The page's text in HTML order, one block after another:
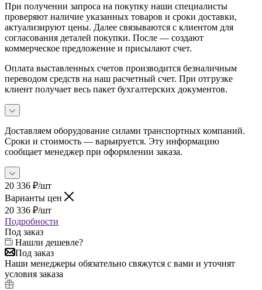
При получении запроса на покупку наши специалисты
проверяют наличие указанных товаров и сроки доставки,
актуализируют цены. Далее связываются с клиентом для
согласования деталей покупки. После — создают
коммерческое предложение и присылают счет.
Оплата выставленных счетов производится безналичным
переводом средств на наш расчетный счет. При отгрузке
клиент получает весь пакет бухгалтерских документов.
Доставляем оборудование силами транспортных компаний.
Сроки и стоимость — варьируется. Эту информацию
сообщает менеджер при оформлении заказа.
20 336 ₽/шт
Варианты цен
20 336 ₽/шт
Подробности
Под заказ
Нашли дешевле?
Под заказ
Наши менеджеры обязательно свяжутся с вами и уточнят
условия заказа